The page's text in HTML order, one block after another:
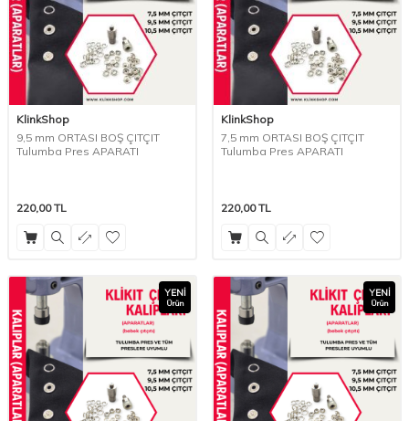
KlinkShop
9,5 mm ORTASI BOŞ ÇITÇIT
Tulumba Pres APARATI
220,00TL
KlinkShop
7,5 mm ORTASI BOŞ ÇITÇIT
Tulumba Pres APARATI
220,00TL
YENI
Ürün
YENI
Ürün